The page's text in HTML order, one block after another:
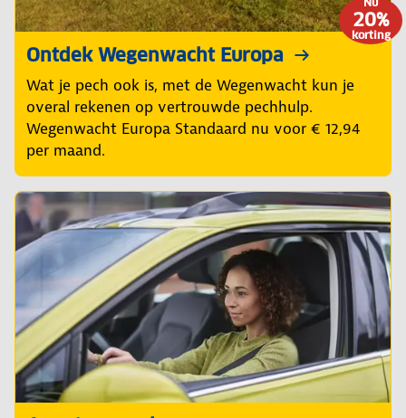
20%
korting
Ontdek Wegenwacht Europa
Wat je pech ook is, met de Wegenwacht kun je
overal rekenen op vertrouwde pechhulp.
Wegenwacht Europa Standaard nu voor € 12,94
per maand.